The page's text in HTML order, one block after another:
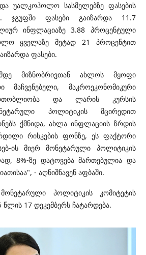
უალკოჰოლო სასმელებზე ფასების
ჯგუფში ფასები გაიზარდა 11.7
ინფლაციაზე 3.88 პროცენტული
ყველაზე მეტად 21 პროცენტით
ფასები.
მიზნობრივთან ახლოს მყოფი
მაჩვენებელი, მაკროეკონომიკური
და ლარის კურსის
პოლიტიკის მცირედით
ქმნიდა, ახლა ინფლაციის ზრდის
რისკების ფონზე, ეს ფაქტორი
ის მიერ მონეტარული პოლიტიკის
8%-ზე დატოვება მართებულია და
- აღნიშნავენ აფბაში.
პოლიტიკის კომიტეტის
წლის 17 დეკემბერს ჩატარდება.